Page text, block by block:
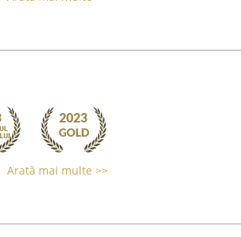
Arată mai multe >>